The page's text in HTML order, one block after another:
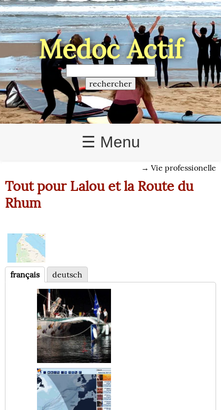
Médoc Actif
☰ Menu
→ Vie professionelle
Tout pour Lalou et la Route du
Rhum
français deutsch